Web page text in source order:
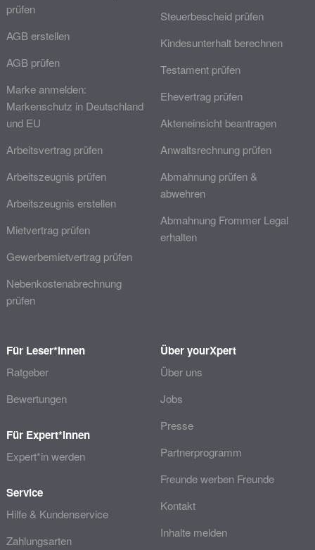
prüfen
AGB erstellen
AGB prüfen
Marke anmelden:
Markenschutz in Deutschland
und EU
Arbeitsvertrag prüfen
Arbeitszeugnis prüfen
Arbeitszeugnis erstellen
Mietvertrag prüfen
Gewerbemietvertrag prüfen
Nebenkostenabrechnung
prüfen
Steuerbescheid prüfen
Kindesunterhalt berechnen
Testament prüfen
Ehevertrag prüfen
Akteneinsicht beantragen
Anwaltsrechnung prüfen
Abmahnung prüfen &
abwehren
Abmahnung Frommer Legal
erhalten
Für Leser*innen
Ratgeber
Bewertungen
Für Expert*innen
Expert*in werden
Service
Hilfe & Kundenservice
Zahlungsarten
Über yourXpert
Über uns
Jobs
Presse
Partnerprogramm
Freunde werben Freunde
Kontakt
Inhalte melden